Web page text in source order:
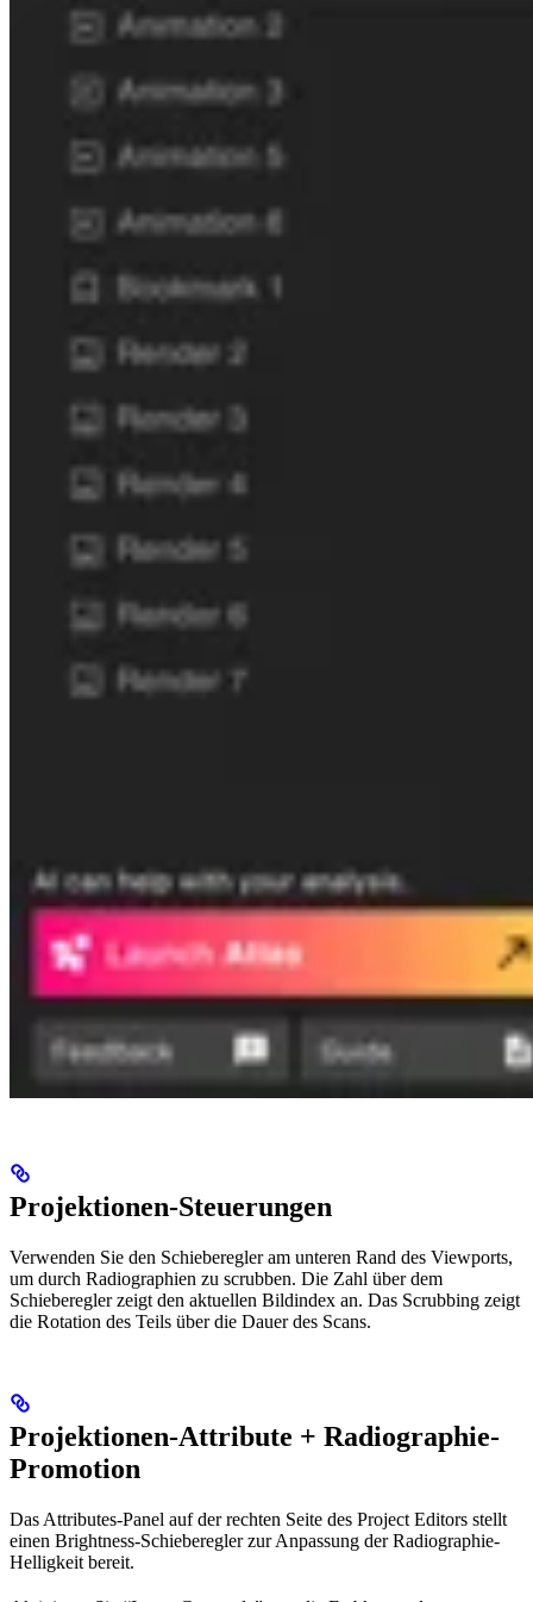
Projektionen-Steuerungen
Verwenden Sie den Schieberegler am unteren Rand des Viewports,
um durch Radiographien zu scrubben. Die Zahl über dem
Schieberegler zeigt den aktuellen Bildindex an. Das Scrubbing zeigt
die Rotation des Teils über die Dauer des Scans.
Projektionen-Attribute + Radiographie-
Promotion
Das Attributes-Panel auf der rechten Seite des Project Editors stellt
einen Brightness-Schieberegler zur Anpassung der Radiographie-
Helligkeit bereit.